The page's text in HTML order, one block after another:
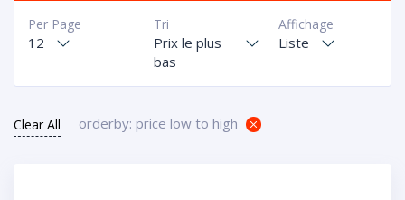
Affichage
Liste
Tri
Prix le plus
bas
Per Page
12
Clear All orderby: price low to high